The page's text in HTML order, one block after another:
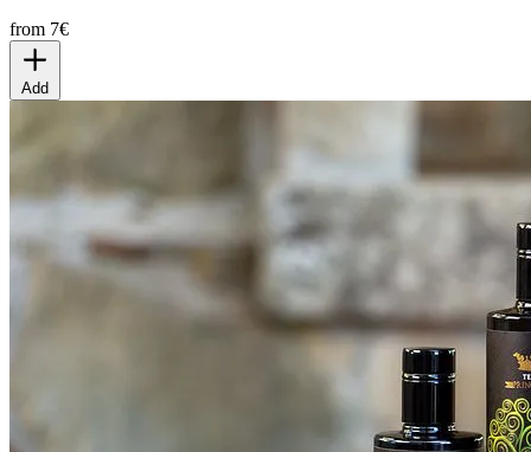
from 7€
Add